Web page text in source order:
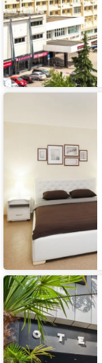
Апарт-
Дом
Отель
НЕО